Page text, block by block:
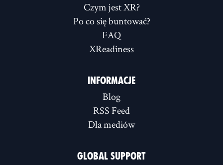
Czym jest XR?
Po co się buntować?
FAQ
XReadiness
INFORMACJE
Blog
RSS Feed
Dla mediów
GLOBAL SUPPORT